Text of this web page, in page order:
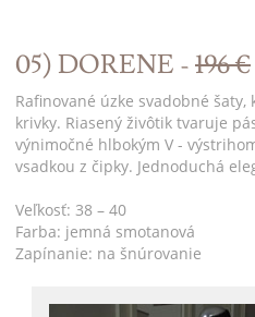
05) DORENE -196 €
Rafinované úzke svadobné
krivky. Riasený živôtik tvaruje
výnimočné hlbokým V -
vsadkou z čipky. Jednoduchá
Veľkosť: 38 – 40
Farba: jemná smotanová
Zapínanie: na šnúrovanie